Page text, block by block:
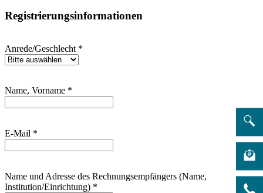
Registrierungsinformationen
Anrede/Geschlecht *
Name, Vorname *
E-Mail *
Name und Adresse des Rechnungsempfängers (Name,
Institution/Einrichtung) *